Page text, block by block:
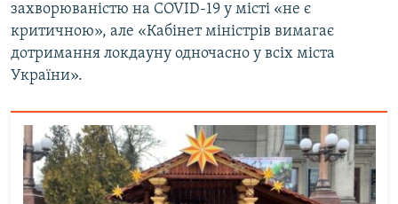
захворюваністю на COVID-19 у місті «не є
критичною», але «Кабінет міністрів вимагає
дотримання локдауну одночасно у всіх міста
України».